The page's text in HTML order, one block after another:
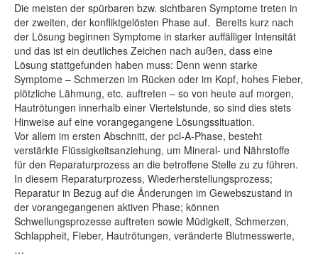
Die meisten der spürbaren bzw. sichtbaren Symptome treten in
der zweiten, der konfliktgelösten Phase auf. Bereits kurz nach
der Lösung beginnen Symptome in starker auffälliger Intensität
und das ist ein deutliches Zeichen nach außen, dass eine
Lösung stattgefunden haben muss: Denn wenn starke
Symptome – Schmerzen im Rücken oder im Kopf, hohes Fieber,
plötzliche Lähmung, etc. auftreten – so von heute auf morgen,
Hautrötungen innerhalb einer Viertelstunde, so sind dies stets
Hinweise auf eine vorangegangene Lösungssituation.
Vor allem im ersten Abschnitt, der pcl-A-Phase, besteht
verstärkte Flüssigkeitsanziehung, um Mineral- und Nährstoffe
für den Reparaturprozess an die betroffene Stelle zu zu führen.
In diesem Reparaturprozess, Wiederherstellungsprozess;
Reparatur in Bezug auf die Änderungen im Gewebszustand in
der vorangegangenen aktiven Phase; können
Schwellungsprozesse auftreten sowie Müdigkeit, Schmerzen,
Schlappheit, Fieber, Hautrötungen, veränderte Blutmesswerte,
…